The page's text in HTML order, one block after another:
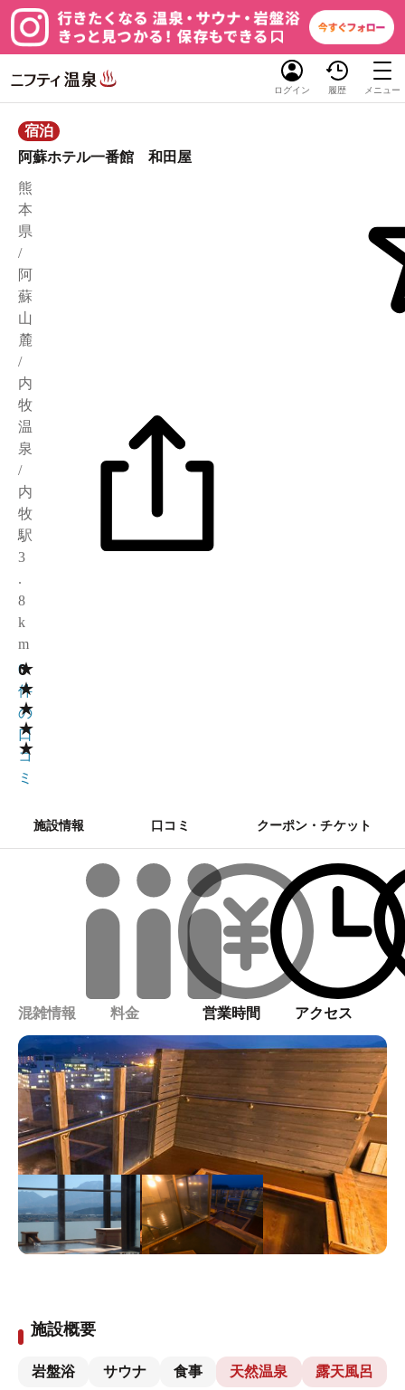
ログイン 履歴 メニュー
宿泊
阿蘇ホテル一番館 和田屋
熊
本
県
/
阿
蘇
山
麓
/
内
牧
温
泉
/
内
牧
駅
3
.
8
k
m
★
★
★
★
★
0
0
件
の
口
コ
ミ
施設情報 口コミ クーポン・チケット
混雑情報 料金 営業時間 アクセス
施設概要
岩盤浴 サウナ 食事 天然温泉 露天風呂